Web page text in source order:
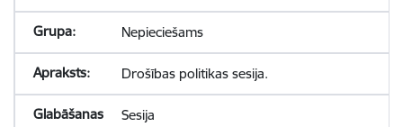
Nepieciešams
Drošības politikas sesija.
Sesija